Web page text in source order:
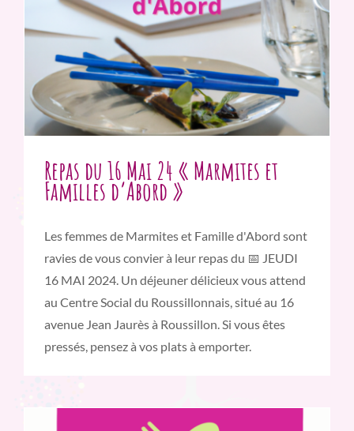
Repas du 16 Mai 24 « Marmites et
Familles d’Abord »
Les femmes de Marmites et Famille d'Abord sont
ravies de vous convier à leur repas du 📅 JEUDI
16 MAI 2024. Un déjeuner délicieux vous attend
au Centre Social du Roussillonnais, situé au 16
avenue Jean Jaurès à Roussillon. Si vous êtes
pressés, pensez à vos plats à emporter.